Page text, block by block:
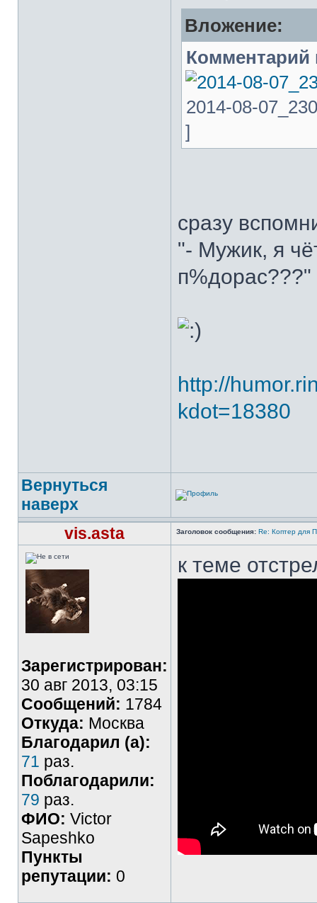
Вложение:
Комментарий
2014-08-
]
сразу
"- Мужик, я
п%дорас???"
http://
kdot=18380
Вернуться
наверх
vis.asta
Заголовок сообщения: Re: Коптер для
Зарегистрирован:
30 авг 2013, 03:15
Сообщений: 1784
Откуда: Москва
Благодарил (а):
71 раз.
Поблагодарили:
79 раз.
ФИО: Victor
Sapeshko
Пункты
репутации: 0
к теме